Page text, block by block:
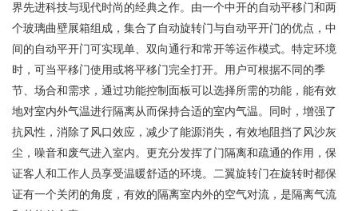
界先进科技与现代时尚的经典之作。由一个中开的自动平移门和两
个玻璃曲壁展箱组成，集合了自动旋转门与自动平开门的优点，中
间的自动平开门可实现单、双向通行和常开等运作模式。特定环境
时，可当平移门使用或将平移门完全打开。用户可根据不同的季
节、场合和需求，通过功能控制面板可以选择所需的功能，能有效
地对室内外气温进行隔离从而保持合适的室内气温。同时，增强了
抗风性，消除了风口效应，减少了能源消失，有效地阻挡了风沙灰
尘，噪音和废气进入室内。更充分发挥了门隔离和疏通的作用，保
证客人和工作人员享受温暖舒适的环境。二翼旋转门在旋转时都保
证有一个关闭的角度，有效的隔离室内外的空气对流，是隔离气流